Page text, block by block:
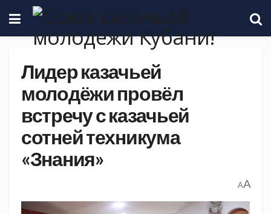
Лидер казачьей
молодёжи провёл
встречу с казачьей
сотней техникума
«Знания»
AA